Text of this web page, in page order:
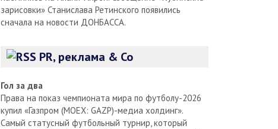
зарисовки» Станислава Ретинского появились
сначала на новости ДОНБАССА.
PR, реклама & Co
Гол за два
Права на показ чемпионата мира по футболу-2026
купил «Газпром (MOEX: GAZP)-медиа холдинг».
Самый статусный футбольный турнир, который